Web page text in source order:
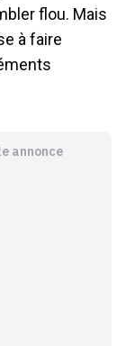
flou. Mais
à faire
annonce